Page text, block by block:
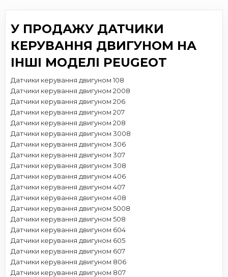
У ПРОДАЖУ ДАТЧИКИ
КЕРУВАННЯ ДВИГУНОМ НА
ІНШІ МОДЕЛІ PEUGEOT
Датчики керування двигуном 108
Датчики керування двигуном 2008
Датчики керування двигуном 206
Датчики керування двигуном 207
Датчики керування двигуном 208
Датчики керування двигуном 3008
Датчики керування двигуном 306
Датчики керування двигуном 307
Датчики керування двигуном 308
Датчики керування двигуном 406
Датчики керування двигуном 407
Датчики керування двигуном 408
Датчики керування двигуном 5008
Датчики керування двигуном 508
Датчики керування двигуном 604
Датчики керування двигуном 605
Датчики керування двигуном 607
Датчики керування двигуном 806
Датчики керування двигуном 807